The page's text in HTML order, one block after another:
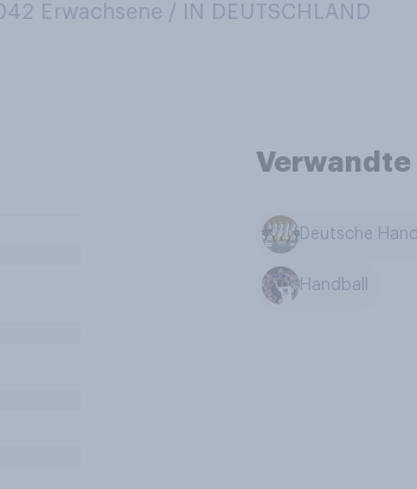
Erwachsene / IN DEUTSCHLAND
Verwandte
Deutsche
Handball